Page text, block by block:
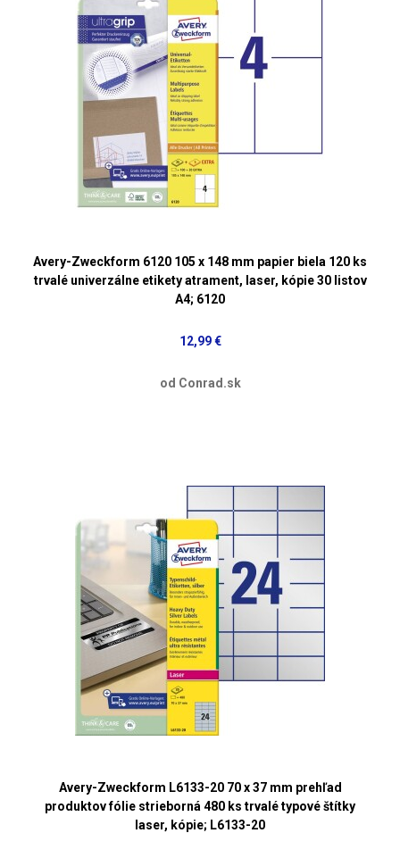
Avery-Zweckform 6120 105 x 148 mm papier biela 120 ks
trvalé univerzálne etikety atrament, laser, kópie 30 listov
A4; 6120
12,99 €
od Conrad.sk
Avery-Zweckform L6133-20 70 x 37 mm prehľad
produktov fólie strieborná 480 ks trvalé typové štítky
laser, kópie; L6133-20